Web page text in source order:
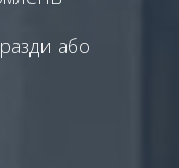
або